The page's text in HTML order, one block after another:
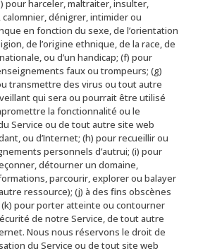
pour harceler, maltraiter, insulter,
dénigrer, intimider ou
en fonction du sexe, de l’orientation
de l’origine ethnique, de la race, de
ou d’un handicap; (f) pour
faux ou trompeurs; (g)
transmettre des virus ou tout autre
qui sera ou pourrait être utilisé
la fonctionnalité ou le
Service ou de tout autre site web
ou d’Internet; (h) pour recueillir ou
personnels d’autrui; (i) pour
détourner un domaine,
parcourir, explorer ou balayer
ressource); (j) à des fins obscènes
(k) pour porter atteinte ou contourner
de notre Service, de tout autre
Nous nous réservons le droit de
du Service ou de tout site web